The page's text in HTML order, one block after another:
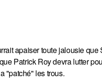
apaiser toute jalousie
Patrick Roy devra lutter
"patché" les trous.